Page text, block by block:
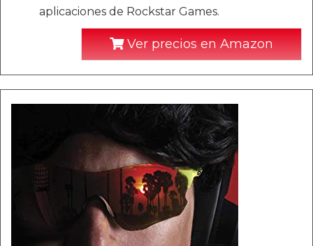
aplicaciones de Rockstar Games.
Ver precios en Amazon